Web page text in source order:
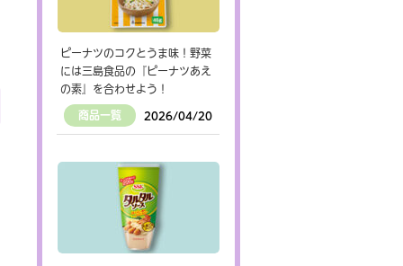
ピーナツのコクとうま味！野菜
には三島食品の『ピーナツあえ
の素』を合わせよう！
商品一覧 2026/04/20